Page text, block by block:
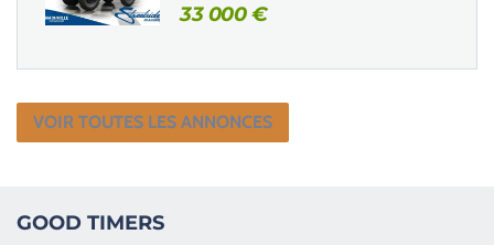
33 000€
VOIR TOUTES LES ANNONCES
GOOD TIMERS